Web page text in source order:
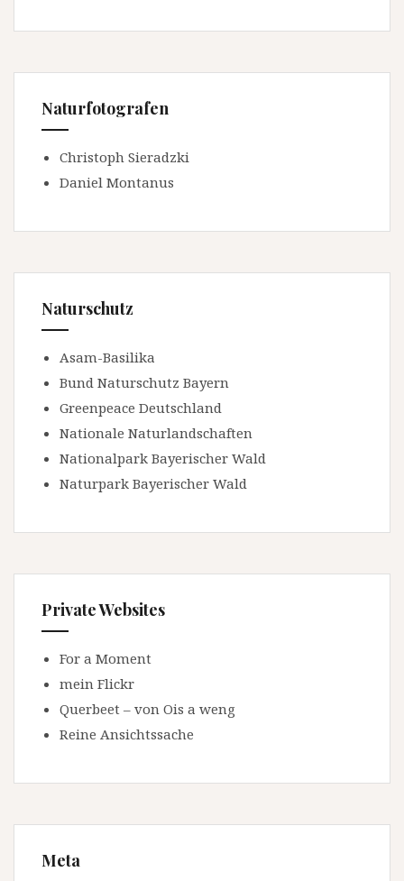
Naturfotografen
Christoph Sieradzki
Daniel Montanus
Naturschutz
Asam-Basilika
Bund Naturschutz Bayern
Greenpeace Deutschland
Nationale Naturlandschaften
Nationalpark Bayerischer Wald
Naturpark Bayerischer Wald
Private Websites
For a Moment
mein Flickr
Querbeet – von Ois a weng
Reine Ansichtssache
Meta